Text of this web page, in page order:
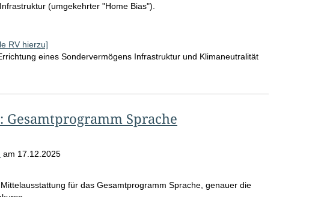
(umgekehrter "Home Bias").
RV hierzu]
eines Sondervermögens Infrastruktur und Klimaneutralität
Gesamtprogramm Sprache
am 17.12.2025
für das Gesamtprogramm Sprache, genauer die